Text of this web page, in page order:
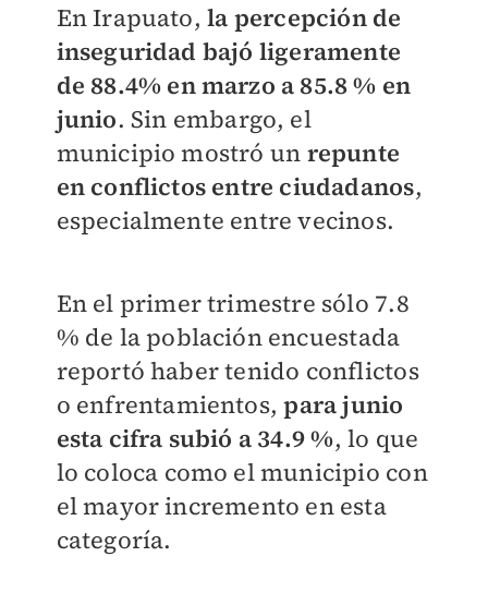
En Irapuato,la percepción de
inseguridad bajó ligeramente
de 88.4% en marzo a 85.8 % en
junio. Sin embargo, el
municipio mostró un repunte
en conflictos entre ciudadanos,
especialmente entre vecinos.
En el primer trimestre sólo 7.8
% de la población encuestada
reportó haber tenido conflictos
o enfrentamientos, para junio
esta cifra subió a 34.9 %, lo que
lo coloca como el municipio con
el mayor incremento en esta
categoría.